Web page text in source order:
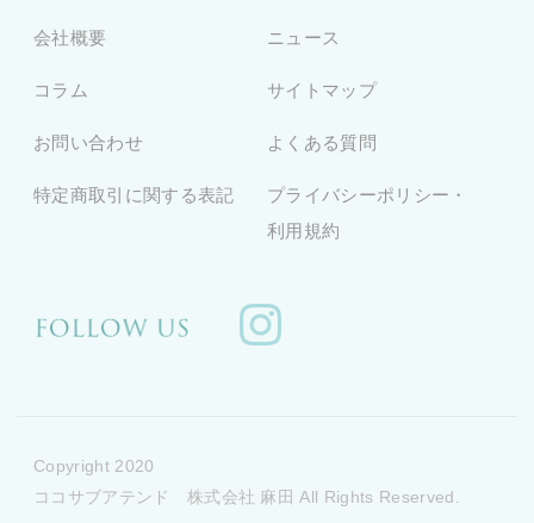
会社概要 ニュース
コラム サイトマップ
お問い合わせ よくある質問
特定商取引に関する表記
プライバシーポリシー・
利用規約
Copyright 2020
ココサブアテンド 株式会社 麻田 All Rights Reserved.